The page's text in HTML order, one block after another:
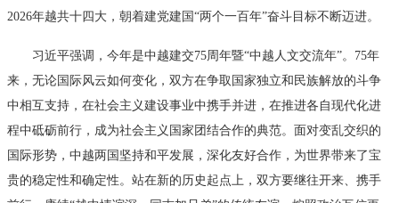
2026年越共十四大，朝着建党建国“两个一百年”奋斗目标不断迈进。
习近平强调，今年是中越建交75周年暨“中越人文交流年”。75年
来，无论国际风云如何变化，双方在争取国家独立和民族解放的斗争
中相互支持，在社会主义建设事业中携手并进，在推进各自现代化进
程中砥砺前行，成为社会主义国家团结合作的典范。面对变乱交织的
国际形势，中越两国坚持和平发展，深化友好合作，为世界带来了宝
贵的稳定性和确定性。站在新的历史起点上，双方要继往开来、携手